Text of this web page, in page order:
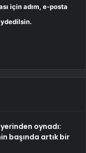
için adım, e-posta
oynadı:
başında artık bir